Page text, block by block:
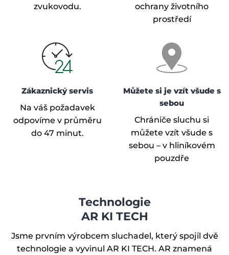
zvukovodu.
ochrany životního
prostředí
Zákaznický servis
Na váš požadavek
odpovíme v průměru
do 47 minut.
Můžete si je vzít všude s
sebou
Chrániče sluchu si
můžete vzít všude s
sebou – v hliníkovém
pouzdře
Technologie
AR KI TECH
Jsme prvním výrobcem sluchadel, který spojil dvě
technologie a vyvinul AR KI TECH. AR znamená